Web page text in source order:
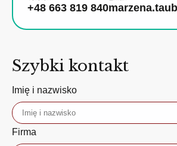
+48 663 819 840
Szybki kontakt
Imię i nazwisko
Firma